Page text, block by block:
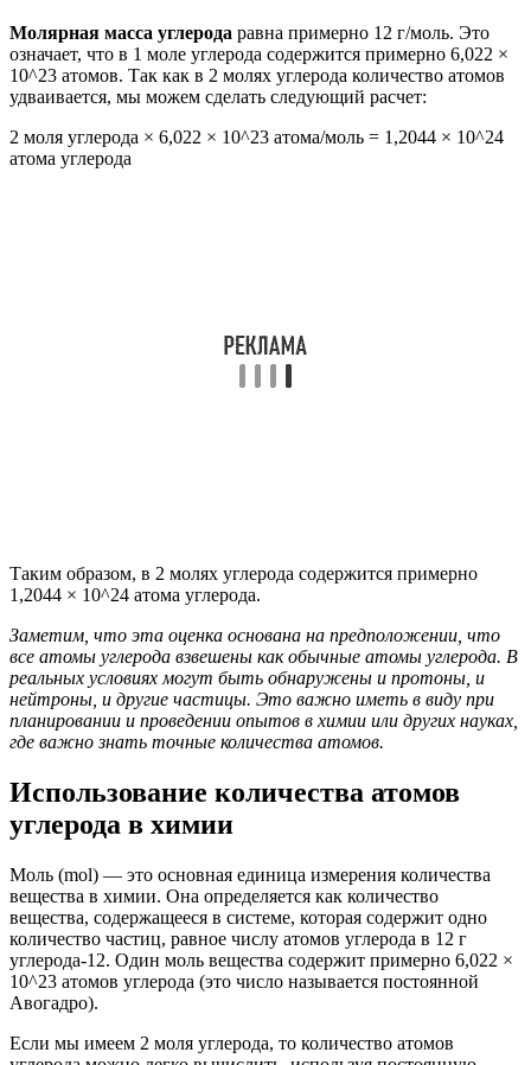
Молярная масса углерода равна примерно 12 г/моль. Это
означает, что в 1 моле углерода содержится примерно 6,022 ×
10^23 атомов. Так как в 2 молях углерода количество атомов
удваивается, мы можем сделать следующий расчет:
2 моля углерода × 6,022 × 10^23 атома/моль = 1,2044 × 10^24
атома углерода
Таким образом, в 2 молях углерода содержится примерно
1,2044 × 10^24 атома углерода.
Заметим, что эта оценка основана на предположении, что
все атомы углерода взвешены как обычные атомы углерода. В
реальных условиях могут быть обнаружены и протоны, и
нейтроны, и другие частицы. Это важно иметь в виду при
планировании и проведении опытов в химии или других науках,
где важно знать точные количества атомов.
Использование количества атомов
углерода в химии
Моль (mol) — это основная единица измерения количества
вещества в химии. Она определяется как количество
вещества, содержащееся в системе, которая содержит одно
количество частиц, равное числу атомов углерода в 12 г
углерода-12. Один моль вещества содержит примерно 6,022 ×
10^23 атомов углерода (это число называется постоянной
Авогадро).
Если мы имеем 2 моля углерода, то количество атомов